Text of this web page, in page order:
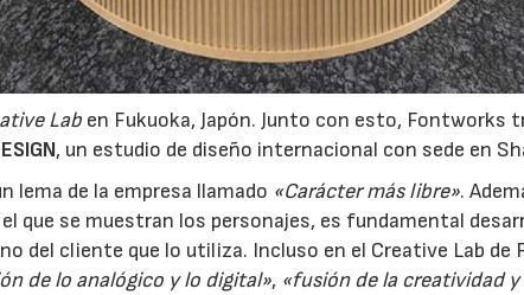
Lab en Fukuoka, Japón. Junto con esto, Fontworks
, un estudio de diseño internacional con sede en
lema de la empresa llamado «Carácter más libre».
que se muestran los personajes, es fundamental
del cliente que lo utiliza. Incluso en el Creative Lab de
de lo analógico y lo digital», «fusión de la creatividad y